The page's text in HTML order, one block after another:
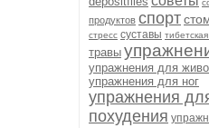
продуктов спорт
стресс суставы
травы
упражнения для
упражнения для ног
упражнения
похудения